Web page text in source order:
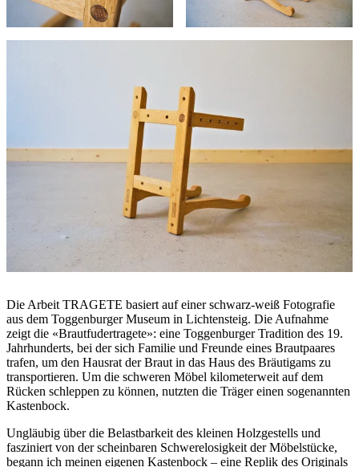
Die Arbeit TRAGETE basiert auf einer schwarz-weiß Fotografie
aus dem Toggenburger Museum in Lichtensteig. Die Aufnahme
zeigt die «Brautfudertragete»: eine Toggenburger Tradition des 19.
Jahrhunderts, bei der sich Familie und Freunde eines Brautpaares
trafen, um den Hausrat der Braut in das Haus des Bräutigams zu
transportieren. Um die schweren Möbel kilometerweit auf dem
Rücken schleppen zu können, nutzten die Träger einen sogenannten
Kastenbock.
Ungläubig über die Belastbarkeit des kleinen Holzgestells und
fasziniert von der scheinbaren Schwerelosigkeit der Möbelstücke,
begann ich meinen eigenen Kastenbock – eine Replik des Originals